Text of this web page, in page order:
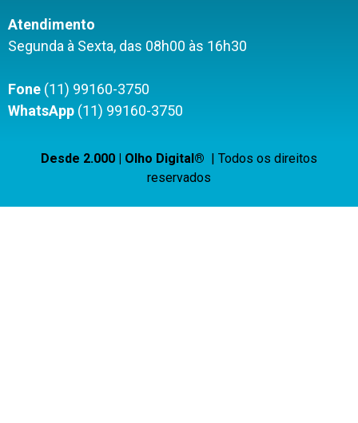
Atendimento
Segunda à Sexta, das 08h00 às 16h30
Fone (11) 99160-3750
WhatsApp (11) 99160-3750
Desde 2.000 | Olho Digital® | Todos os direitos
reservados